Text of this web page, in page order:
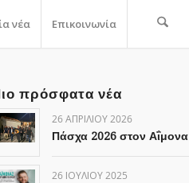
νέα Επικοινωνία
πρόσφατα νέα
26 ΑΠΡΙΛΊΟΥ 2026
Πάσχα 2026 στον Αΐμονα
26 ΙΟΥΛΊΟΥ 2025